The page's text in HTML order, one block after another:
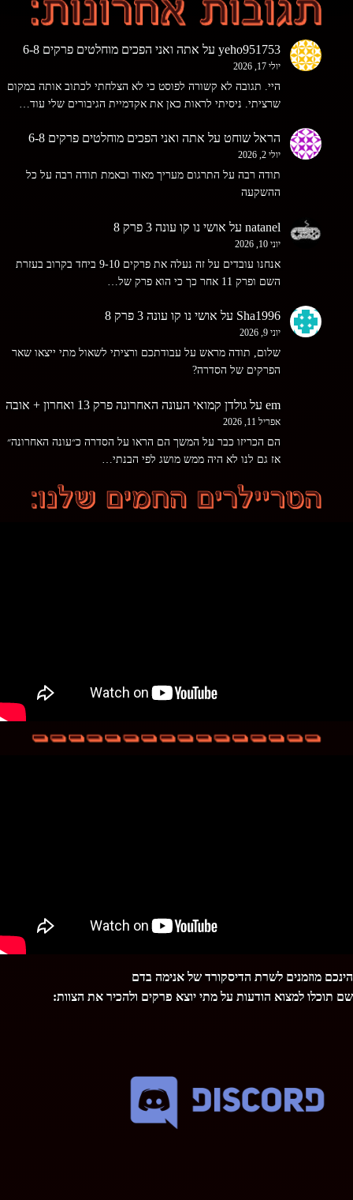
yeho951753 על אתה ואני הפכים מוחלטים פרקים 6-8
יולי 17, 2026
היי. תגובה לא קשורה לפוסט כי לא הצלחתי לכתוב אותה במקום
שרציתי. ניסיתי לראות כאן את אקדמיית הגיבורים שלי עוד…
הראל שוחט על אתה ואני הפכים מוחלטים פרקים 6-8
יולי 2, 2026
תודה רבה על התרגום מעריך מאוד ובאמת תודה רבה על כל
ההשקעה
natanel על אושי נו קו עונה 3 פרק 8
יוני 10, 2026
אנחנו עובדים על זה נעלה את פרקים 9-10 ביחד בקרוב בעזרת
השם ופרק 11 אחר כך כי הוא פרק של…
Sha1996 על אושי נו קו עונה 3 פרק 8
יוני 9, 2026
שלום, תודה מראש על עבודתכם ורציתי לשאול מתי ייצאו שאר
הפרקים של הסדרה?
em על גולדן קמואי העונה האחרונה פרק 13 ואחרון + אובה
אפריל 11, 2026
הם הכריזו כבר על המשך הם הראו על הסדרה כ״עונה האחרונה״
אז גם לנו לא היה ממש מושג לפי הבנתי…
הינכם מוזמנים לשרת הדיסקורד של אנימה בדם
שם תוכלו למצוא הודעות על מתי יוצא פרקים ולהכיר את הצוות: